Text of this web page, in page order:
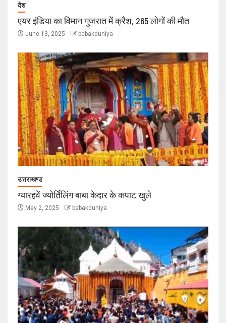
देश
एयर इंडिया का विमान गुजरात में क्रैश, 265 लोगों की मौत
June 13, 2025 bebakduniya
उत्तराखण्ड
ग्यारहवें ज्योर्तिलिंग बाबा केदार के कपाट खुले
May 2, 2025 bebakduniya